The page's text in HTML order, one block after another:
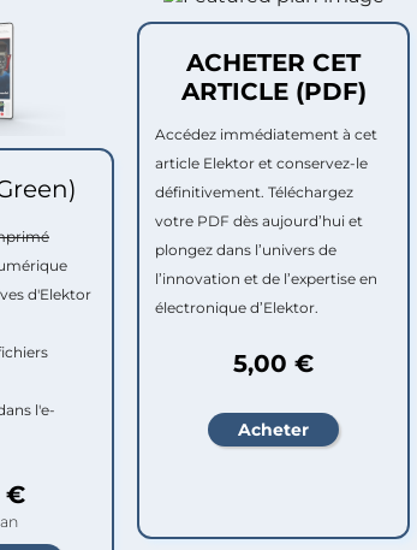
d'Elektor
l'e-
€
ACHETER CET
ARTICLE (PDF)
Accédez immédiatement à cet
article Elektor et conservez-le
définitivement. Téléchargez
votre PDF dès aujourd’hui et
plongez dans l’univers de
l’innovation et de l’expertise en
électronique d’Elektor.
5,00 €